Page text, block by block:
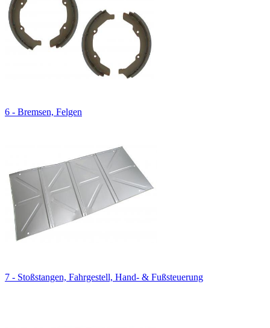
6 - Bremsen, Felgen
7 - Stoßstangen, Fahrgestell, Hand- & Fußsteuerung